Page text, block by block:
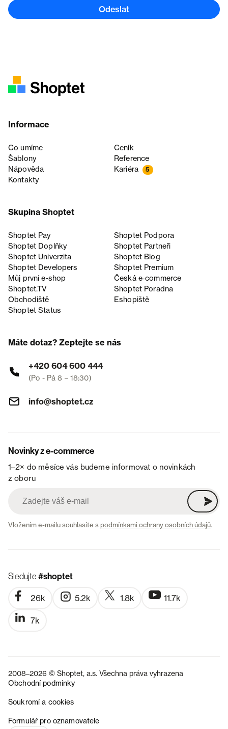
Odeslat
Informace
Co umíme
Ceník
Šablony
Reference
Nápověda
Kariéra 5
Kontakty
Skupina Shoptet
Shoptet Pay
Shoptet Podpora
Shoptet Doplňky
Shoptet Partneři
Shoptet Univerzita
Shoptet Blog
Shoptet Developers
Shoptet Premium
Můj první e-shop
Česká e‑commerce
Shoptet.TV
Shoptet Poradna
Obchodiště
Eshopiště
Shoptet Status
Máte dotaz? Zeptejte se nás
+420 604 600 444
(Po - Pá 8 – 18:30)
info@shoptet.cz
Novinky z e-commerce
1–2× do měsíce vás budeme informovat o novinkách
z oboru
Vložením e-mailu souhlasíte spodmínkami ochrany osobních údajů.
Sledujte#shoptet
26k 5.2k 1.8k 11.7k
7k
2008–2026 © Shoptet, a.s. Všechna práva vyhrazena
Obchodní podmínky
Soukromí a cookies
Formulář pro oznamovatele